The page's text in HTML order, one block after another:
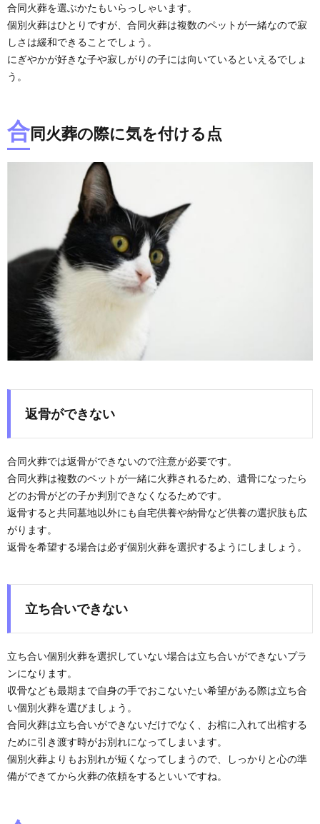
合同火葬を選ぶかたもいらっしゃいます。
個別火葬はひとりですが、合同火葬は複数のペットが一緒なので寂
しさは緩和できることでしょう。
にぎやかが好きな子や寂しがりの子には向いているといえるでしょ
う。
合同火葬の際に気を付ける点
返骨ができない
合同火葬では返骨ができないので注意が必要です。
合同火葬は複数のペットが一緒に火葬されるため、遺骨になったら
どのお骨がどの子か判別できなくなるためです。
返骨すると共同墓地以外にも自宅供養や納骨など供養の選択肢も広
がります。
返骨を希望する場合は必ず個別火葬を選択するようにしましょう。
立ち合いできない
立ち合い個別火葬を選択していない場合は立ち合いができないプラ
ンになります。
収骨なども最期まで自身の手でおこないたい希望がある際は立ち合
い個別火葬を選びましょう。
合同火葬は立ち合いができないだけでなく、お棺に入れて出棺する
ために引き渡す時がお別れになってしまいます。
個別火葬よりもお別れが短くなってしまうので、しっかりと心の準
備ができてから火葬の依頼をするといいですね。